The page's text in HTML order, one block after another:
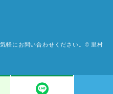
軽にお問い合わせください。© 里村